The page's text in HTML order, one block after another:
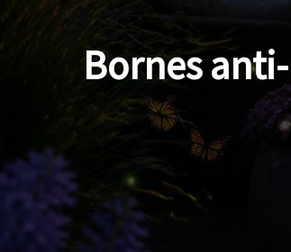
Bornes